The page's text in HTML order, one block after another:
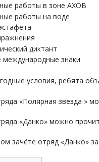
работы в зоне АХОВ
работы на воде
диктант
международные знаки
условия, ребята
«Полярная звезда »
«Данко» можно
зачёте отряд «Данко»